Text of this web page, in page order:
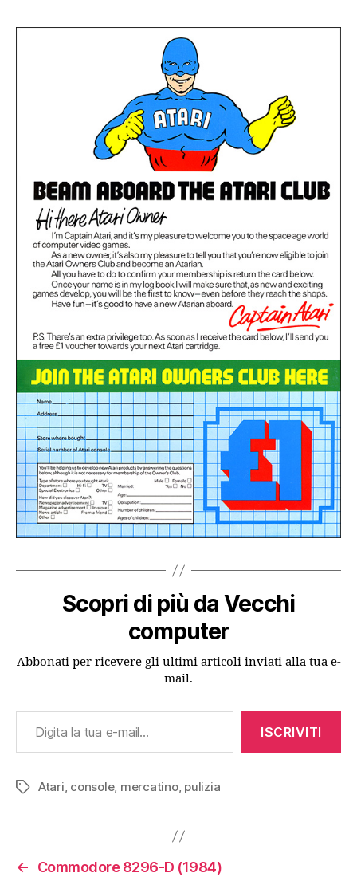
Scopri di più da Vecchi
computer
Abbonati per ricevere gli ultimi articoli inviati alla tua e-
mail.
Digita la tua e-mail...
ISCRIVITI
Tag Atari, console, mercatino, pulizia
← Commodore 8296-D (1984)